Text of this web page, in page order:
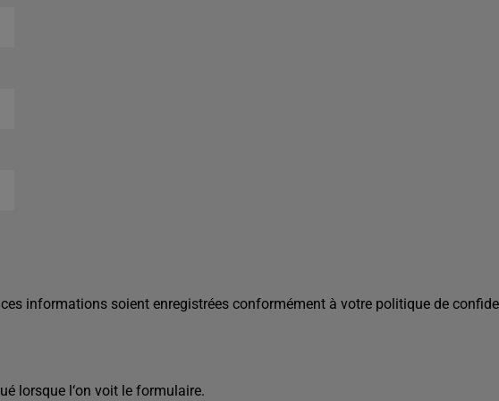
ces informations soient enregistrées conformément à votre politique de
lorsque l‘on voit le formulaire.